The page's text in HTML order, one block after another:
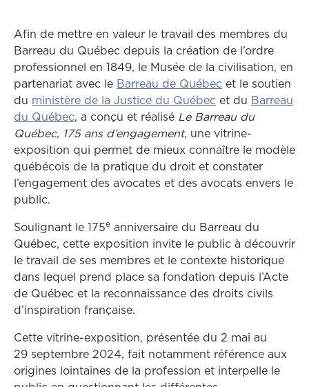
Afin de mettre en valeur le travail des membres du
Barreau du Québec depuis la création de l’ordre
professionnel en 1849, le Musée de la civilisation, en
partenariat avec le Barreau de QuébecCe lien ouvrira
et le soutien
du ministère de la Justice du QuébecCe lien ouvrira
et du Barreau
du QuébecCe lien ouvrira dans une autre fenêtre
, a conçu et réalisé Le Barreau du
Québec, 175 ans d’engagement, une vitrine-
exposition qui permet de mieux connaître le modèle
québécois de la pratique du droit et constater
l’engagement des avocates et des avocats envers le
public.
Soulignant le 175e anniversaire du Barreau du
Québec, cette exposition invite le public à découvrir
le travail de ses membres et le contexte historique
dans lequel prend place sa fondation depuis l’Acte
de Québec et la reconnaissance des droits civils
d’inspiration française.
Cette vitrine-exposition, présentée du 2 mai au
29 septembre 2024, fait notamment référence aux
origines lointaines de la profession et interpelle le